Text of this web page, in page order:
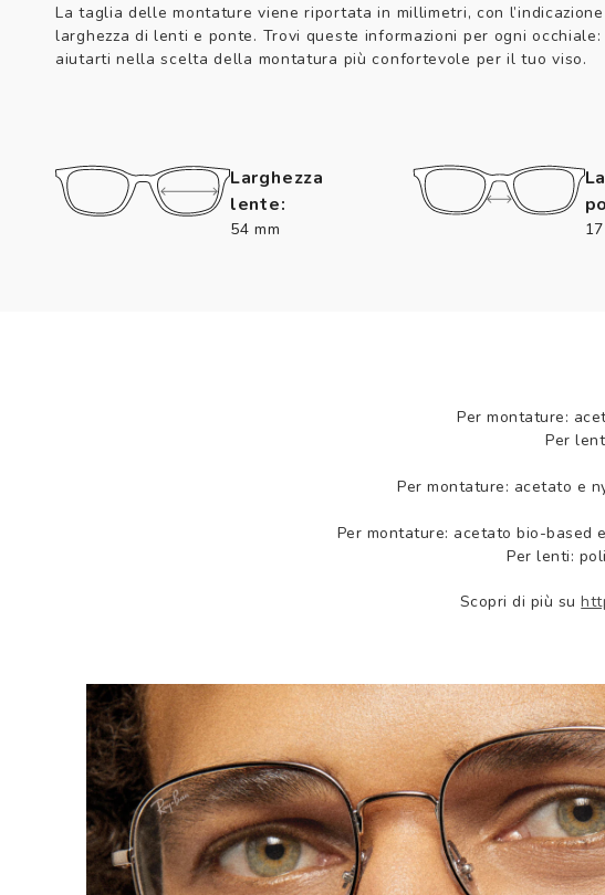
La taglia delle montature viene riportata in millimetri, con
larghezza di lenti e ponte. Trovi queste informazioni per ogni occhiale:
aiutarti nella scelta della montatura più confortevole per il tuo viso.
Larghezza
lente:
54 mm
Per montature:
Per
Per montature: acetato e
Per montature: acetato bio-based
Per lenti:
Scopri di più su